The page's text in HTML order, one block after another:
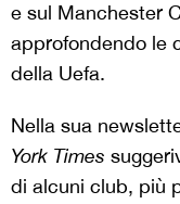
e sul Manchester
approfondendo le
della Uefa.
Nella sua
York Times
di alcuni club, più